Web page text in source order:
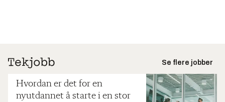
Se flere jobber
Hvordan er det for en
nyutdannet å starte i en stor